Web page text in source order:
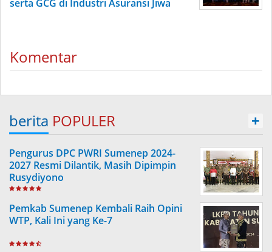
serta GCG di Industri Asuransi Jiwa
Komentar
berita POPULER +
Pengurus DPC PWRI Sumenep 2024-
2027 Resmi Dilantik, Masih Dipimpin
Rusydiyono
Pemkab Sumenep Kembali Raih Opini
WTP, Kali Ini yang Ke-7